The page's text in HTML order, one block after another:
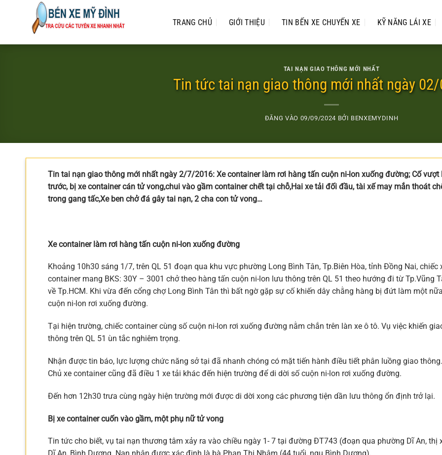
dung
TRANG CHỦ GIỚI THIỆU TIN BẾN XE CHUYẾN XE KỸ NĂNG LÁI XE
TAI NẠN GIAO THÔNG MỚI NHẤT
Tin tức tai nạn giao thông mới nhất ngày
ĐĂNG VÀO 09/09/2024 BỞI BENXEMYDINH
Tin tai nạn giao thông mới nhất ngày 2/7/2016: Xe container làm rơi hàng tấn cuộn ni-lon xuống đường; Cố vượt
trước, bị xe container cán tử vong,chui vào gầm container chết tại chỗ,Hai xe tải đối đầu, tài xế may mắn thoát
trong gang tấc,Xe ben chở đá gây tai nạn, 2 cha con tử vong…
Xe container làm rơi hàng tấn cuộn ni-lon xuống đường
Khoảng 10h30 sáng 1/7, trên QL 51 đoạn qua khu vực phường Long Bình Tân, Tp.Biên Hòa, tỉnh Đồng Nai, chiếc
container mang BKS: 30Y – 3001 chở theo hàng tấn cuộn ni-lon lưu thông trên QL 51 theo hướng đi từ Tp.Vũng
về Tp.HCM. Khi vừa đến cổng chợ Long Bình Tân thì bất ngờ gặp sự cố khiến dây chằng hàng bị đứt làm một
cuộn ni-lon rơi xuống đường.
Tại hiện trường, chiếc container cùng số cuộn ni-lon rơi xuống đường nằm chắn trên làn xe ô tô. Vụ việc khiến
thông trên QL 51 ùn tắc nghiêm trọng.
Nhận được tin báo, lực lượng chức năng sở tại đã nhanh chóng có mặt tiến hành điều tiết phân luồng giao thông.
Chủ xe container cũng đã điều 1 xe tải khác đến hiện trường để di dời số cuộn ni-lon rơi xuống đường.
Đến hơn 12h30 trưa cùng ngày hiện trường mới được di dời xong các phương tiện dần lưu thông ổn định trở lại.
Bị xe container cuốn vào gầm, một phụ nữ tử vong
Tin tức cho biết, vụ tai nạn thương tâm xảy ra vào chiều ngày 1- 7 tại đường ĐT743 (đoạn qua phường Dĩ An, thị